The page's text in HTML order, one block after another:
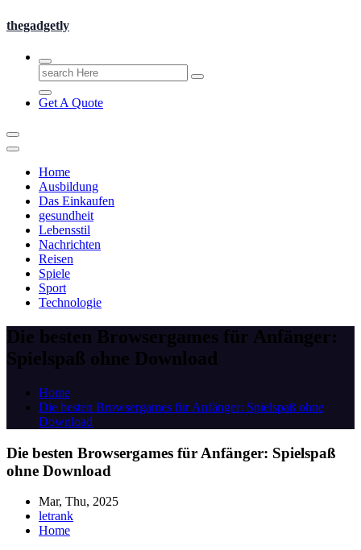
thegadgetly
Search
for:
Get A Quote
Home
Ausbildung
Das Einkaufen
gesundheit
Lebensstil
Nachrichten
Reisen
Spiele
Sport
Technologie
Die besten Browsergames für Anfänger:
Spielspaß ohne Download
Home
Die besten Browsergames für Anfänger: Spielspaß ohne
Download
Die besten Browsergames für Anfänger: Spielspaß
ohne Download
Mar, Thu, 2025
letrank
Home